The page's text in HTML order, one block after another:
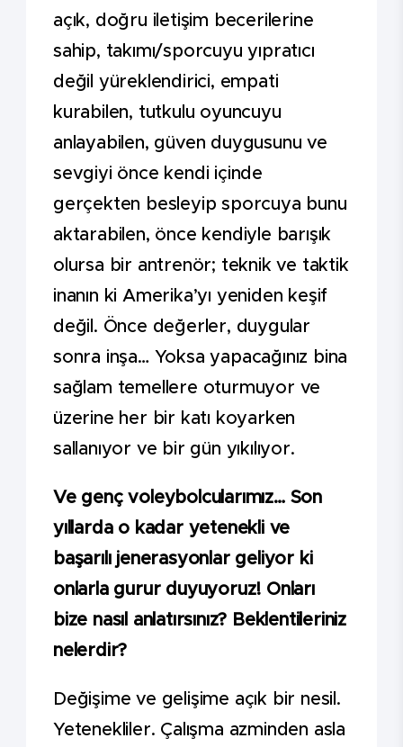
açık, doğru iletişim becerilerine
sahip, takımı/sporcuyu yıpratıcı
değil yüreklendirici, empati
kurabilen, tutkulu oyuncuyu
anlayabilen, güven duygusunu ve
sevgiyi önce kendi içinde
gerçekten besleyip sporcuya bunu
aktarabilen, önce kendiyle barışık
olursa bir antrenör; teknik ve taktik
inanın ki Amerika’yı yeniden keşif
değil. Önce değerler, duygular
sonra inşa… Yoksa yapacağınız bina
sağlam temellere oturmuyor ve
üzerine her bir katı koyarken
sallanıyor ve bir gün yıkılıyor.
Ve genç voleybolcularımız… Son
yıllarda o kadar yetenekli ve
başarılı jenerasyonlar geliyor ki
onlarla gurur duyuyoruz! Onları
bize nasıl anlatırsınız? Beklentileriniz
nelerdir?
Değişime ve gelişime açık bir nesil.
Yetenekliler. Çalışma azminden asla